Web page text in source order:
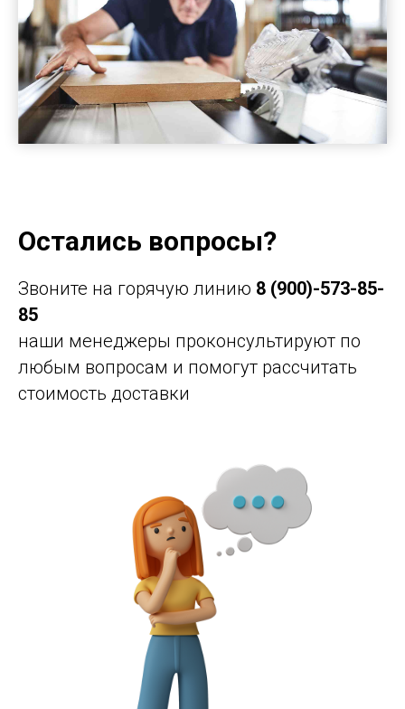
Остались вопросы?
Звоните на горячую линию 8 (900)-573-85-
85
наши менеджеры проконсультируют по
любым вопросам и помогут рассчитать
стоимость доставки